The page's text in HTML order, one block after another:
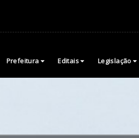
Prefeitura Editais Legislação